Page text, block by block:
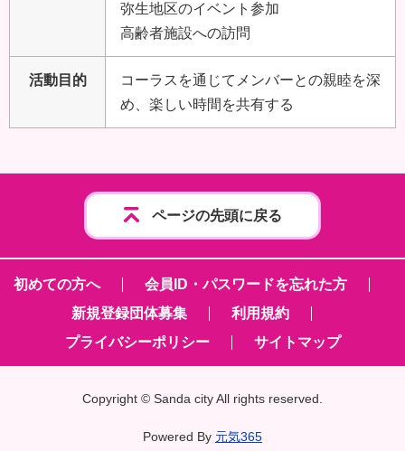
弥生地区のイベント参加
高齢者施設への訪問
活動目的
コーラスを通じてメンバーとの親睦を深
め、楽しい時間を共有する
ページの先頭に戻る
初めての方へ
会員ID・パスワードを忘れた方
新規登録団体募集
利用規約
プライバシーポリシー
サイトマップ
Copyright © Sanda city All rights reserved.
Powered By 元気365